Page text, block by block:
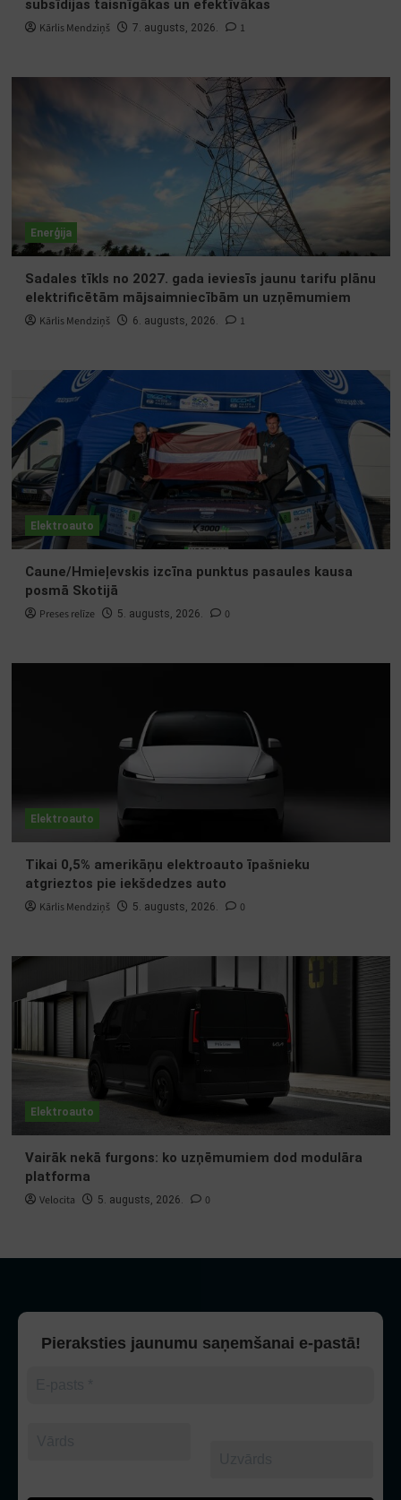
subsīdijas taisnīgākas un efektīvākas
Kārlis Mendziņš 7. augusts, 2026. 1
Enerģija
Sadales tīkls no 2027. gada ieviesīs jaunu tarifu plānu
elektrificētām mājsaimniecībām un uzņēmumiem
Kārlis Mendziņš 6. augusts, 2026. 1
Elektroauto
Caune/Hmieļevskis izcīna punktus pasaules kausa
posmā Skotijā
Preses relīze 5. augusts, 2026. 0
Elektroauto
Tikai 0,5% amerikāņu elektroauto īpašnieku
atgrieztos pie iekšdedzes auto
Kārlis Mendziņš 5. augusts, 2026. 0
Elektroauto
Vairāk nekā furgons: ko uzņēmumiem dod modulāra
platforma
Velocita 5. augusts, 2026. 0
Pieraksties jaunumu saņemšanai e-pastā!